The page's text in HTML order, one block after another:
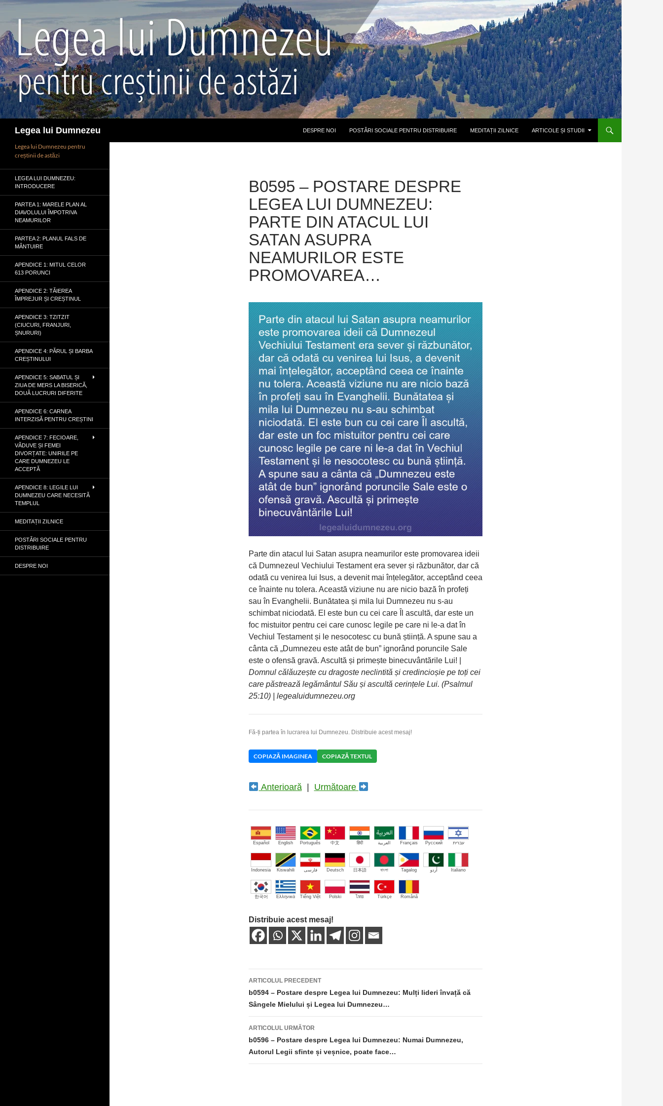
conținut
Legea lui Dumnezeu DESPRE NOI POSTĂRI SOCIALE PENTRU DISTRIBUIRE MEDITAȚII ZILNICE ARTICOLE ȘI STUDII
B0595 – POSTARE DESPRE
LEGEA LUI DUMNEZEU:
PARTE DIN ATACUL LUI
SATAN ASUPRA
NEAMURILOR ESTE
PROMOVAREA…
Parte din atacul lui Satan asupra neamurilor este promovarea ideii
că Dumnezeul Vechiului Testament era sever și răzbunător, dar că
odată cu venirea lui Isus, a devenit mai înțelegător, acceptând ceea
ce înainte nu tolera. Această viziune nu are nicio bază în profeți
sau în Evanghelii. Bunătatea și mila lui Dumnezeu nu s-au
schimbat niciodată. El este bun cu cei care Îl ascultă, dar este un
foc mistuitor pentru cei care cunosc legile pe care ni le-a dat în
Vechiul Testament și le nesocotesc cu bună știință. A spune sau a
cânta că „Dumnezeu este atât de bun” ignorând poruncile Sale
este o ofensă gravă. Ascultă și primește binecuvântările Lui! |
Domnul călăuzește cu dragoste neclintită și credincioșie pe toți cei
care păstrează legământul Său și ascultă cerințele Lui. (Psalmul
25:10) | legealuidumnezeu.org
Fă-ți partea în lucrarea lui Dumnezeu. Distribuie acest mesaj!
COPIAZĂ IMAGINEA COPIAZĂ TEXTUL
Anterioară| Următoare
Español English Português 中文 हिंदी العربية Français Русский עברית
Indonesia Kiswahili فارسی Deutsch 日本語 বাংলা Tagalog اُردو Italiano
한국어 Ελληνικά Tiếng Việt Polski ไทย Türkçe Română
Distribuie acest mesaj!
Navigare
în
articole
ARTICOLUL PRECEDENT
b0594 – Postare despre Legea lui Dumnezeu: Mulți lideri învață că
Sângele Mielului și Legea lui Dumnezeu…
ARTICOLUL URMĂTOR
b0596 – Postare despre Legea lui Dumnezeu: Numai Dumnezeu,
Autorul Legii sfinte și veșnice, poate face…
Legea lui Dumnezeu pentru
creștinii de astăzi
LEGEA LUI DUMNEZEU:
INTRODUCERE
PARTEA 1: MARELE PLAN AL
DIAVOLULUI ÎMPOTRIVA
NEAMURILOR
PARTEA 2: PLANUL FALS DE
MÂNTUIRE
APENDICE 1: MITUL CELOR
613 PORUNCI
APENDICE 2: TĂIEREA
ÎMPREJUR ȘI CREȘTINUL
APENDICE 3: TZITZIT
(CIUCURI, FRANJURI,
ȘNURURI)
APENDICE 4: PĂRUL ȘI BARBA
CREȘTINULUI
APENDICE 5: SABATUL ȘI
ZIUA DE MERS LA BISERICĂ,
DOUĂ LUCRURI DIFERITE
APENDICE 6: CARNEA
INTERZISĂ PENTRU CREȘTINI
APENDICE 7: FECIOARE,
VĂDUVE ȘI FEMEI
DIVORȚATE: UNIRILE PE
CARE DUMNEZEU LE
ACCEPTĂ
APENDICE 8: LEGILE LUI
DUMNEZEU CARE NECESITĂ
TEMPLUL
MEDITAȚII ZILNICE
POSTĂRI SOCIALE PENTRU
DISTRIBUIRE
DESPRE NOI